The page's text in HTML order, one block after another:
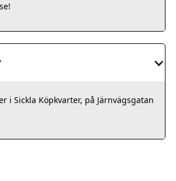
i Sickla Köpkvarter, på Järnvägsgatan